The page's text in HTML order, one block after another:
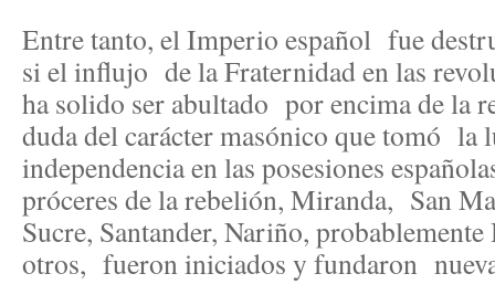
Entre tanto, el Imperio español fue
si el influjo de la Fraternidad en las
ha solido ser abultado por encima de la
duda del carácter masónico que tomó la
independencia en las posesiones
próceres de la rebelión, Miranda, San
Sucre, Santander, Nariño,
otros, fueron iniciados y fundaron